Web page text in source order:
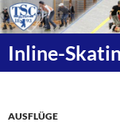
Zum
Inhalt
springen
Inline-
Suchen
AUSFLÜGE